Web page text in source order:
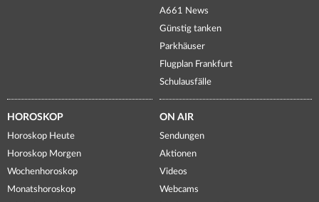
A661 News
Günstig tanken
Parkhäuser
Flugplan Frankfurt
Schulausfälle
HOROSKOP
Horoskop Heute
Horoskop Morgen
Wochenhoroskop
Monatshoroskop
ON AIR
Sendungen
Aktionen
Videos
Webcams